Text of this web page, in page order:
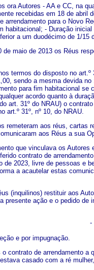
ora Autores - AA e CC, na
recebidas em 18 de
para o Novo
- Duração
a um duodécimo de 1/15
maio de 2013 os Réus
termos do disposto no
sendo a mesma devida
para fim habitacional
acordo quanto à
art. 31º do NRAU) o
art.º 31º, nº 10, do NRAU.
remeteram aos réus,
aos Réus a sua
que vinculava os
contrato de
de 2023, livre de pessoas
a acautelar estas
(inquilinos) restituir aos
ação e o pedido
-
e por impugnação.
contrato de arrendamento
casado com a ré